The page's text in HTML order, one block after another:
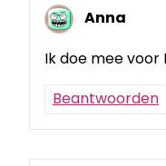
Anna
Ik doe mee voor
Beantwoorden